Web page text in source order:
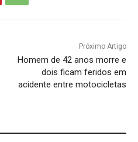
Próximo Artigo
Homem de 42 anos morre e
dois ficam feridos em
acidente entre motocicletas